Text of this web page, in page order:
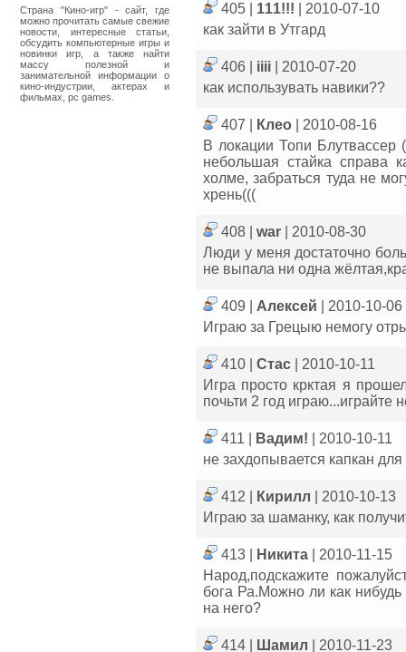
Страна "Кино-игр" - сайт, где
можно прочитать самые свежие
новости, интересные статьи,
обсудить компьютерные игры и
новинки игр, а также найти
массу полезной и
занимательной информации о
кино-индустрии, актерах и
фильмах, pc games.
405 | 111!!!
| 2010-07-10
как зайти в Утгард
406 | іііі
| 2010-07-20
как использувать навики??
407 | Клео
| 2010-08-16
В локации Топи
небольшая стайка справа
холме, забраться туда не
хрень(((
408 | war
| 2010-08-30
Люди у меня достаточно
не выпала ни одна
409 | Алексей
| 2010-10-06
Играю за Грецыю немогу
410 | Стас
| 2010-10-11
Игра просто крктая я
почьти 2 год играю...играйте
411 | Вадим!
| 2010-10-11
не захдопывается капкан
412 | Кирилл
| 2010-10-13
Играю за шаманку, как
413 | Никита
| 2010-11-15
Народ,подскажите
бога Ра.Можно ли как
на него?
414 | Шамил
| 2010-11-23